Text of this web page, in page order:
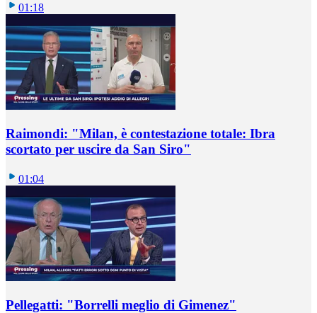
01:18
Raimondi: "Milan, è contestazione totale: Ibra
scortato per uscire da San Siro"
01:04
Pellegatti: "Borrelli meglio di Gimenez"